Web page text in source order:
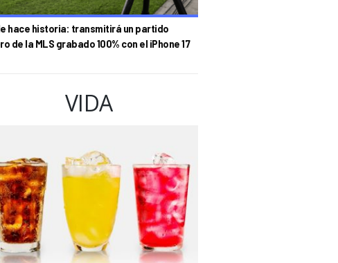
hace historia: transmitirá un partido
de la MLS grabado 100% con el iPhone 17
VIDA